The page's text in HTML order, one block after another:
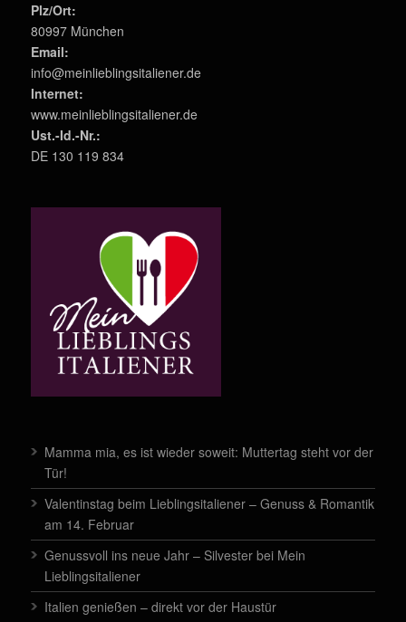
Plz/Ort:
80997 München
Email:
info@meinlieblingsitaliener.de
Internet:
www.meinlieblingsitaliener.de
Ust.-Id.-Nr.:
DE 130 119 834
Mamma mia, es ist wieder soweit: Muttertag steht vor der
Tür!
Valentinstag beim Lieblingsitaliener – Genuss & Romantik
am 14. Februar
Genussvoll ins neue Jahr – Silvester bei Mein
Lieblingsitaliener
Italien genießen – direkt vor der Haustür